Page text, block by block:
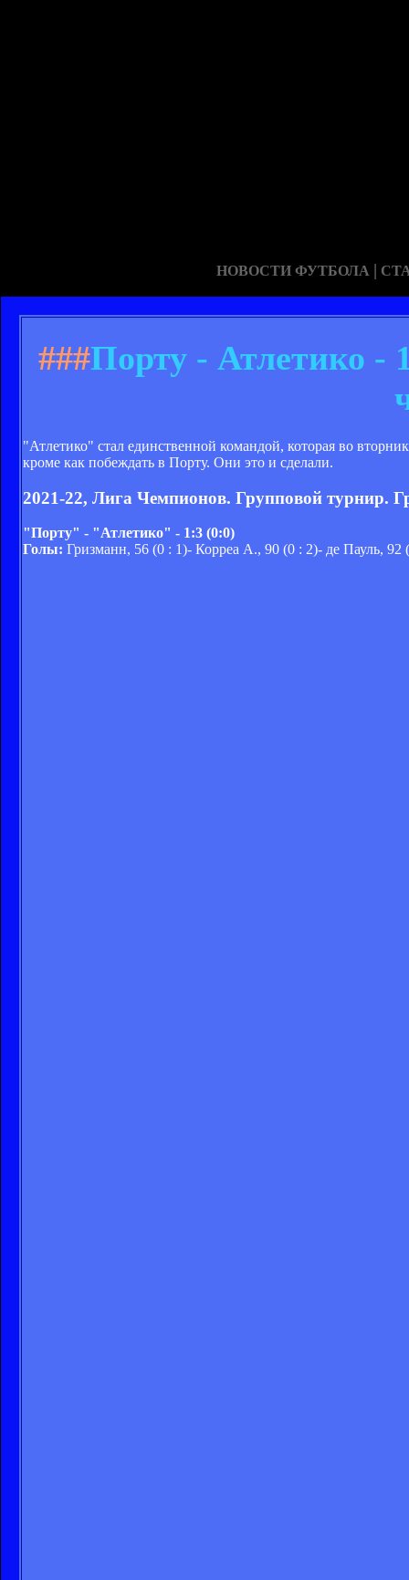
НОВОСТИ ФУТБОЛА |
###Порту - Атлетико -
"Атлетико" стал единственной командой, которая во
кроме как побеждать в Порту. Они это и сделали.
2021-22, Лига Чемпионов. Групповой турнир.
"Порту" - "Атлетико" - 1:3 (0:0)
Голы: Гризманн, 56 (0 : 1)- Корреа А., 90 (0 : 2)- де Пауль,